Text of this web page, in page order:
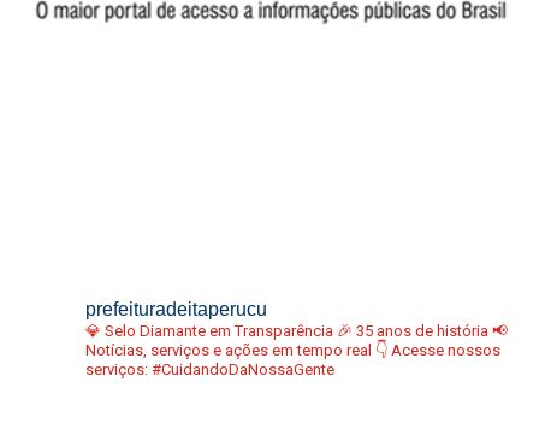
prefeituradeitaperucu
💎 Selo Diamante em Transparência 🎉 35 anos de história 📢
Notícias, serviços e ações em tempo real 👇 Acesse nossos
serviços: #CuidandoDaNossaGente